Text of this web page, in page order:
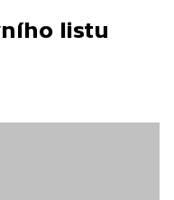
listu